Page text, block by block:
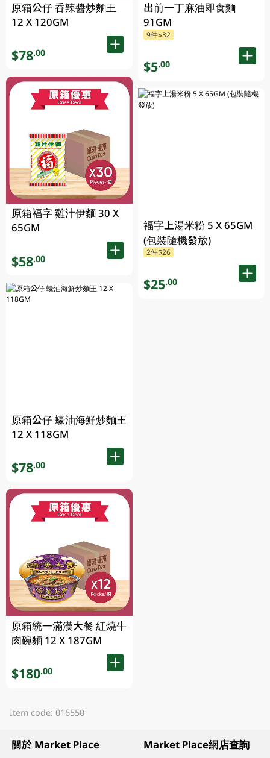
原箱公仔 香辣醬炒麵王
12 X 120GM
$78.00
原箱福字 雞汁伊麵 30 X
65GM
$58.00
原箱公仔 蠔油海鮮炒麵王
12 X 118GM
$78.00
原箱統一滿漢大餐 紅燒牛
肉碗麵 12 X 187GM
$180.00
出前一丁麻油即食麵
91GM
9件$32
$5.00
福字上湯米粉 5 X 65GM
(包裝隨機發放)
2件$26
$25.00
Item code: 016550
關於 Market Place Market Place網店查詢